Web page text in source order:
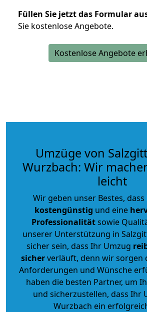
Füllen Sie jetzt das Formular
Sie kostenlose Angebote.
Kostenlose Angebote
Umzüge von
Wurzbach: Wir
leicht
Wir geben unser Bestes,
kostengünstig und eine
Professionalitätsowie
unserer Unterstützung in
sicher sein, dass Ihr Umzug
sicherverläuft, denn wir sorgen
Anforderungen und Wünsche
haben die besten Partner, um
und sicherzustellen, dass Ihr
Wurzbach ein